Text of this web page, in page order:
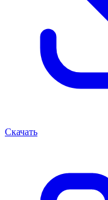
Скачать